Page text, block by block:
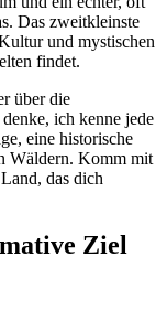
Das zweitkleinste
und mystischen
findet.
über die
ich kenne jede
eine historische
Wäldern. Komm mit
das dich
Ziel